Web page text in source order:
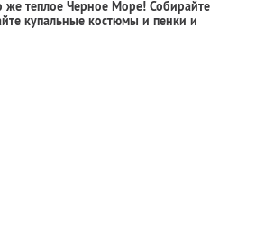
же теплое Черное Море! Собирайте
купальные костюмы и пенки и